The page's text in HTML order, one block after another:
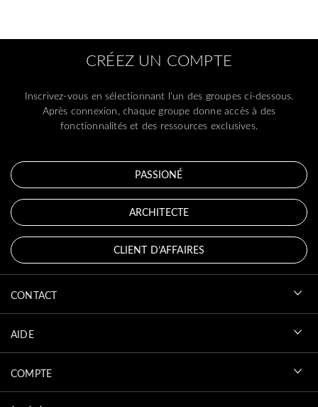
CRÉEZ UN COMPTE
Inscrivez-vous en sélectionnant l'un des groupes ci-dessous.
Après connexion, chaque groupe donne accès à des
fonctionnalités et des ressources exclusives.
PASSIONÉ
ARCHITECTE
CLIENT D’AFFAIRES
CONTACT
AIDE
COMPTE